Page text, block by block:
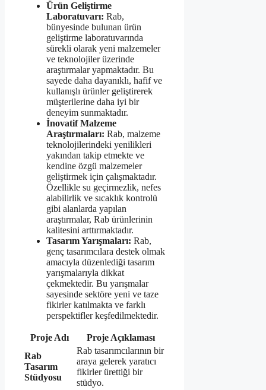
Ürün Geliştirme
Laboratuvarı: Rab,
bünyesinde bulunan ürün
geliştirme laboratuvarında
sürekli olarak yeni malzemeler
ve teknolojiler üzerinde
araştırmalar yapmaktadır. Bu
sayede daha dayanıklı, hafif ve
kullanışlı ürünler geliştirerek
müşterilerine daha iyi bir
deneyim sunmaktadır.
İnovatif Malzeme
Araştırmaları: Rab, malzeme
teknolojilerindeki yenilikleri
yakından takip etmekte ve
kendine özgü malzemeler
geliştirmek için çalışmaktadır.
Özellikle su geçirmezlik, nefes
alabilirlik ve sıcaklık kontrolü
gibi alanlarda yapılan
araştırmalar, Rab ürünlerinin
kalitesini arttırmaktadır.
Tasarım Yarışmaları: Rab,
genç tasarımcılara destek olmak
amacıyla düzenlediği tasarım
yarışmalarıyla dikkat
çekmektedir. Bu yarışmalar
sayesinde sektöre yeni ve taze
fikirler katılmakta ve farklı
perspektifler keşfedilmektedir.
Proje Adı
Proje Açıklaması
Rab
Tasarım
Stüdyosu
Rab tasarımcılarının bir
araya gelerek yaratıcı
fikirler ürettiği bir
stüdyo.